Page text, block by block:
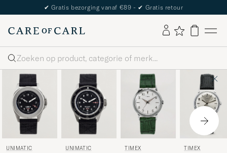
✔ Gratis bezorging vanaf €89 - ✔ Gratis retour
Zoeken
UNIMATIC
UNIMATIC
TIMEX
TIMEX